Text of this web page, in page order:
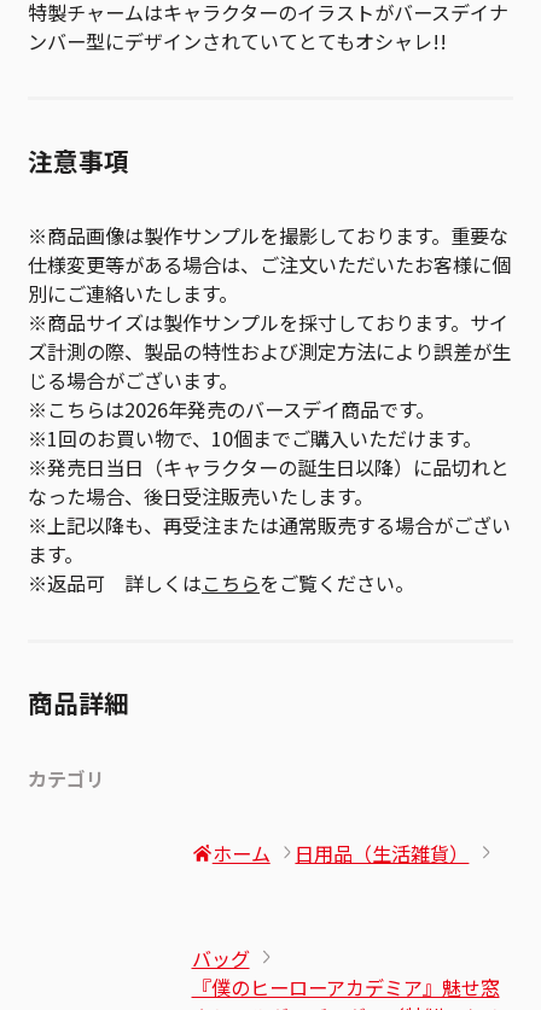
特製チャームはキャラクターのイラストがバースデイナ
ンバー型にデザインされていてとてもオシャレ!!
注意事項
※商品画像は製作サンプルを撮影しております。重要な
仕様変更等がある場合は、ご注文いただいたお客様に個
別にご連絡いたします。
※商品サイズは製作サンプルを採寸しております。サイ
ズ計測の際、製品の特性および測定方法により誤差が生
じる場合がございます。
※こちらは2026年発売のバースデイ商品です。
※1回のお買い物で、10個までご購入いただけます。
※発売日当日（キャラクターの誕生日以降）に品切れと
なった場合、後日受注販売いたします。
※上記以降も、再受注または通常販売する場合がござい
ます。
※返品可 詳しくはこちらをご覧ください。
商品詳細
カテゴリ
ホーム 日用品（生活雑貨）
バッグ
『僕のヒーローアカデミア』魅せ窓